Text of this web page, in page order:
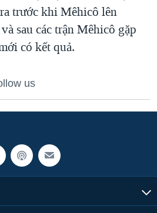
SÓNG TRỘM HẢI SÂM
VỌNG TỪ NÔNG THÔN MỸ
trước khi Mêhicô lên
sau các trận Mêhicô gặp
có kết quả.
us